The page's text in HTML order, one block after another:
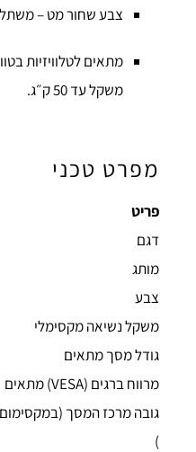
צבע שחור מט –
משקל עד 50 ק״ג.
מפרט טכני
פריט
דגם
מותג
צבע
משקל נשיאה מקסימלי
גודל מסך מתאים
מרווח ברגים (VESA) מתאים
גובה מרכז המסך (במקסימום
)